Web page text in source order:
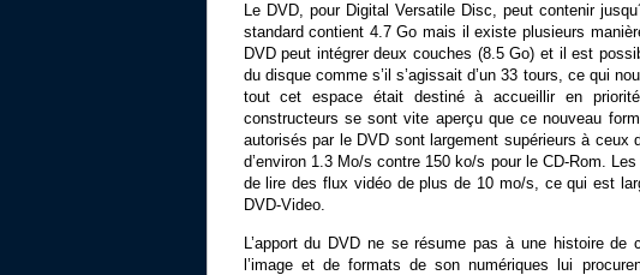
Le DVD, pour Digital Versatile Disc, peut contenir
standard contient 4.7 Go mais il existe plusieurs
DVD peut intégrer deux couches (8.5 Go) et il est
du disque comme s’il s’agissait d’un 33 tours, ce qui
tout cet espace était destiné à accueillir en
constructeurs se sont vite aperçu que ce nouveau
autorisés par le DVD sont largement supérieurs à
d’environ 1.3 Mo/s contre 150 ko/s pour le CD-Rom.
de lire des flux vidéo de plus de 10 mo/s, ce qui est
DVD-Video.
L’apport du DVD ne se résume pas à une histoire
l’image et de formats de son numériques lui